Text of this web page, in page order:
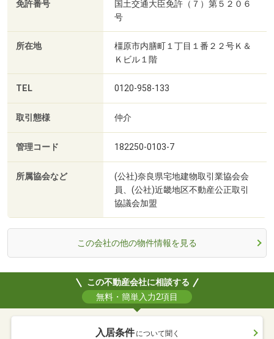
免許番号
国土交通大臣免許（７）第５２０６
号
所在地
橿原市内膳町１丁目１番２２号Ｋ＆
Ｋビル１階
TEL 0120-958-133
取引態様 仲介
管理コード 182250-0103-7
所属協会など
(公社)奈良県宅地建物取引業協会会
員、(公社)近畿地区不動産公正取引
協議会加盟
この会社の他の物件情報を見る
この不動産会社に相談する
無料・簡単入力2項目
入居条件 について聞く